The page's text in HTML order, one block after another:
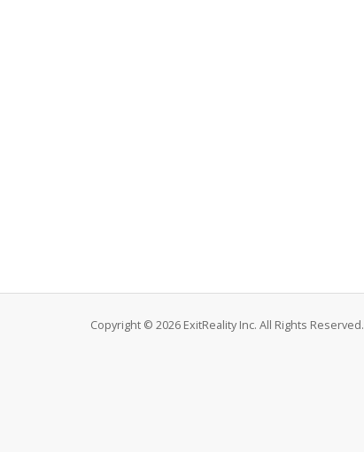
Copyright © 2026 ExitReality Inc. All Rights Reserved.